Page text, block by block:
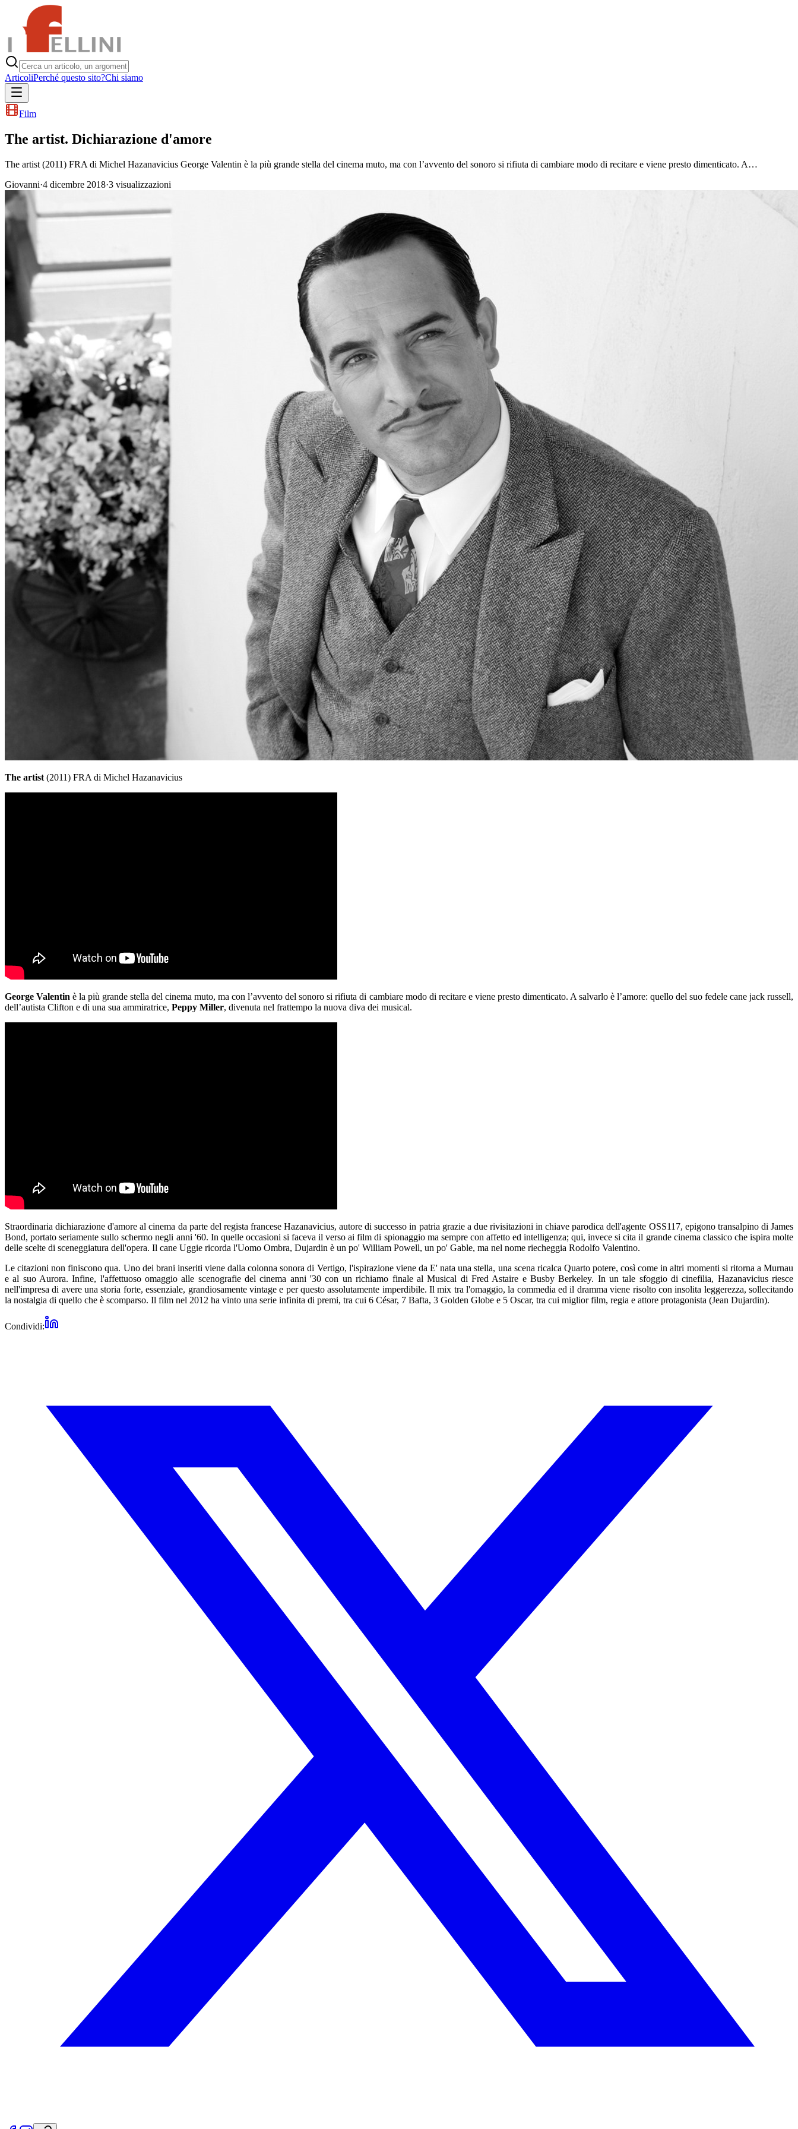
ArticoliPerché questo sito?Chi siamo
Film
The artist. Dichiarazione d'amore
The artist (2011) FRA di Michel Hazanavicius George Valentin è la più grande stella del cinema muto, ma con l’avvento del sonoro si rifiuta di cambiare modo di recitare e viene presto dimenticato. A…
Giovanni·4 dicembre 2018·3 visualizzazioni
The artist (2011) FRA di Michel Hazanavicius
George Valentin è la più grande stella del cinema muto, ma con l’avvento del sonoro si rifiuta di cambiare modo di recitare e viene presto dimenticato. A salvarlo è l’amore: quello del suo fedele cane jack russell,
dell’autista Clifton e di una sua ammiratrice, Peppy Miller, divenuta nel frattempo la nuova diva dei musical.
Straordinaria dichiarazione d'amore al cinema da parte del regista francese Hazanavicius, autore di successo in patria grazie a due rivisitazioni in chiave parodica dell'agente OSS117, epigono transalpino di James
Bond, portato seriamente sullo schermo negli anni '60. In quelle occasioni si faceva il verso ai film di spionaggio ma sempre con affetto ed intelligenza; qui, invece si cita il grande cinema classico che ispira molte
delle scelte di sceneggiatura dell'opera. Il cane Uggie ricorda l'Uomo Ombra, Dujardin è un po' William Powell, un po' Gable, ma nel nome riecheggia Rodolfo Valentino.
Le citazioni non finiscono qua. Uno dei brani inseriti viene dalla colonna sonora di Vertigo, l'ispirazione viene da E' nata una stella, una scena ricalca Quarto potere, così come in altri momenti si ritorna a Murnau
e al suo Aurora. Infine, l'affettuoso omaggio alle scenografie del cinema anni '30 con un richiamo finale al Musical di Fred Astaire e Busby Berkeley. In un tale sfoggio di cinefilia, Hazanavicius riesce
nell'impresa di avere una storia forte, essenziale, grandiosamente vintage e per questo assolutamente imperdibile. Il mix tra l'omaggio, la commedia ed il dramma viene risolto con insolita leggerezza, sollecitando
la nostalgia di quello che è scomparso. Il film nel 2012 ha vinto una serie infinita di premi, tra cui 6 César, 7 Bafta, 3 Golden Globe e 5 Oscar, tra cui miglior film, regia e attore protagonista (Jean Dujardin).
Condividi: